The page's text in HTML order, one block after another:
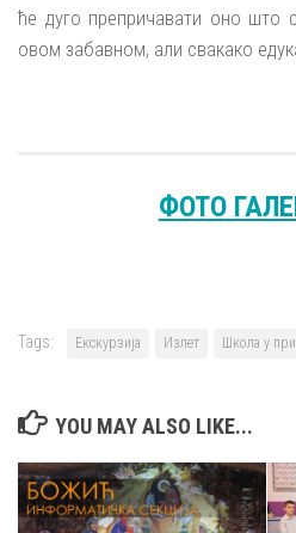
ће дуго препричавати оно што
овом забавном, али свакако
ФОТО
Tags: Екскурзија Излет Школа у
YOU MAY ALSO LIKE...